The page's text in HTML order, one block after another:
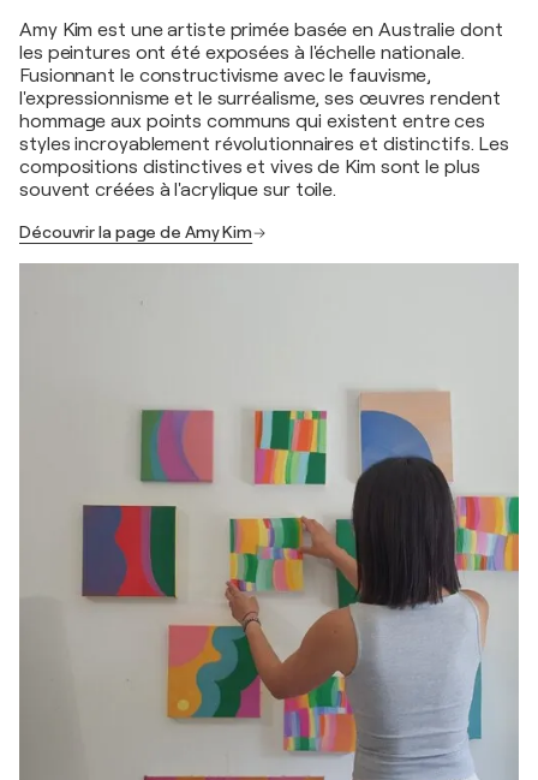
Amy Kim est une artiste primée basée en Australie dont
les peintures ont été exposées à l'échelle nationale.
Fusionnant le constructivisme avec le fauvisme,
l'expressionnisme et le surréalisme, ses œuvres rendent
hommage aux points communs qui existent entre ces
styles incroyablement révolutionnaires et distinctifs. Les
compositions distinctives et vives de Kim sont le plus
souvent créées à l'acrylique sur toile.
Découvrir la page de Amy Kim